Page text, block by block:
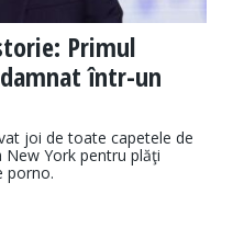
Primul
într-un
joi de toate capetele de
New York pentru plăţi
porno.